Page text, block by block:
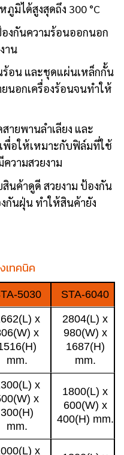
มิได้สูงสุดถึง 300 °C
งกันความร้อนออกนอก
าน
ร้อน และชุดแผ่นเหล็กกั้น
นอกเครื่องร้อนจนทำให้
ายพานลำเลียง และ
พื่อให้เหมาะกับฟิล์มที่ใช้
วามสวยงาม
นค้าดูดี สวยงาม ป้องกัน
กันฝุ่น ทำให้สินค้ายัง
ทคนิค
5030 STA-6040
x
x
mm.
2804(L) x
980(W) x
1687(H)
mm.
x
x
300(H)
mm.
1800(L) x
600(W) x
400(H) mm.
x